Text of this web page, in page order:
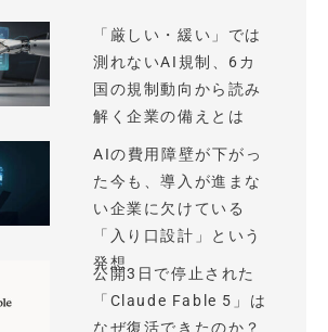
「厳しい・緩い」では
測れないAI規制、6カ
国の規制動向から読み
解く企業の備えとは
AIの費用障壁が下がっ
た今も、導入が進まな
い企業に欠けている
「入り口設計」という
発想
公開3日で停止された
「Claude Fable 5」は
なぜ復活できたのか？